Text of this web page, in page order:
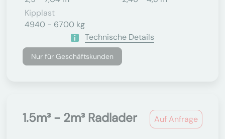
Kipplast
4940 - 6700 kg
Technische Details
Nur für Geschäftskunden
Auf Anfrage
1.5m³ - 2m³ Radlader